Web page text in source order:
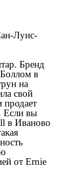
Луис-
Бренд
в
на
свой
продает
Если вы
в Иваново
от Ernie